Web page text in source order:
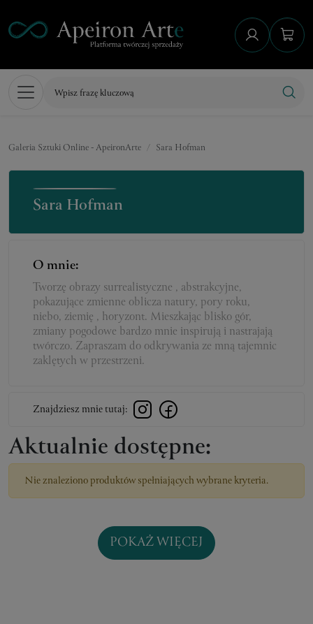
Galeria Sztuki Online - ApeironArte Sara Hofman
Sara Hofman
O mnie:
Tworzę obrazy surrealistyczne , abstrakcyjne,
pokazujące zmienne oblicza natury, pory roku,
niebo, ziemię , horyzont. Mieszkając blisko gór,
zmiany pogodowe bardzo mnie inspirują i nastrajają
twórczo. Zapraszam do odkrywania ze mną tajemnic
zaklętych w przestrzeni.
Znajdziesz mnie tutaj:
Aktualnie dostępne:
Nie znaleziono produktów spełniających wybrane kryteria.
POKAŻ WIĘCEJ